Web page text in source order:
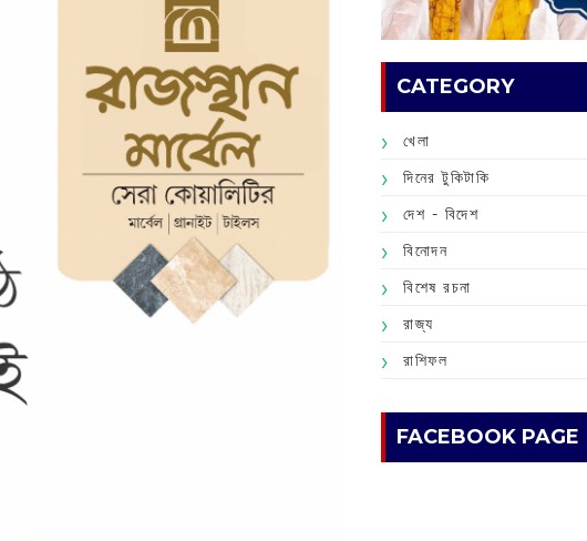
CATEGORY
খেলা
দিনের টুকিটাকি
দেশ - বিদেশ
বিনোদন
বিশেষ রচনা
রাজ্য
রাশিফল
FACEBOOK PAGE